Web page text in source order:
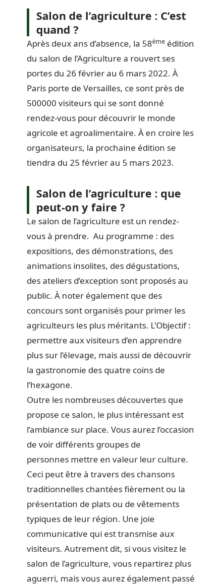
Salon de l’agriculture : C’est
quand ?
Après deux ans d’absence, la 58ème édition
du salon de l’Agriculture a rouvert ses
portes du 26 février au 6 mars 2022. À
Paris porte de Versailles, ce sont près de
500000 visiteurs qui se sont donné
rendez-vous pour découvrir le monde
agricole et agroalimentaire. À en croire les
organisateurs, la prochaine édition se
tiendra du 25 février au 5 mars 2023.
Salon de l’agriculture : que
peut-on y faire ?
Le salon de l’agriculture est un rendez-
vous à prendre. Au programme : des
expositions, des démonstrations, des
animations insolites, des dégustations,
des ateliers d’exception sont proposés au
public. À noter également que des
concours sont organisés pour primer les
agriculteurs les plus méritants. L’Objectif :
permettre aux visiteurs d’en apprendre
plus sur l’élevage, mais aussi de découvrir
la gastronomie des quatre coins de
l’hexagone.
Outre les nombreuses découvertes que
propose ce salon, le plus intéressant est
l’ambiance sur place. Vous aurez l’occasion
de voir différents groupes de
personnes mettre en valeur leur culture.
Ceci peut être à travers des chansons
traditionnelles chantées fièrement ou la
présentation de plats ou de vêtements
typiques de leur région. Une joie
communicative qui est transmise aux
visiteurs. Autrement dit, si vous visitez le
salon de l’agriculture, vous repartirez plus
aguerri, mais vous aurez également passé